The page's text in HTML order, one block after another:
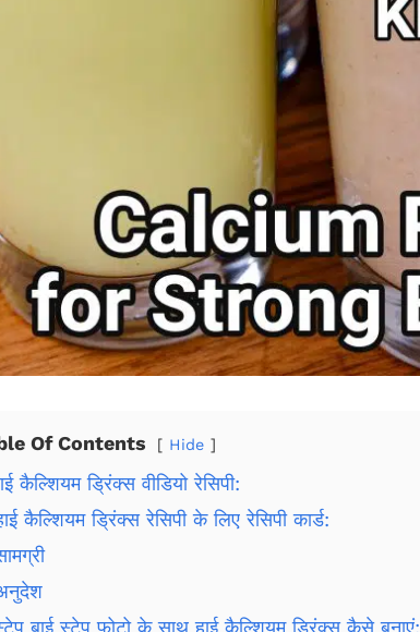
Of Contents Hide
कैल्शियम ड्रिंक्स वीडियो रेसिपी:
कैल्शियम ड्रिंक्स रेसिपी के लिए रेसिपी कार्ड: